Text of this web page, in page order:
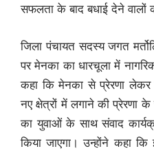
सफलता के बाद बधाई देने वालों
जिला पंचायत सदस्य जगत
पर मेनका का धारचूला में
कहा कि मेनका से प्रेरणा लेकर
नए क्षेत्रों में लगाने की
का युवाओं के साथ संवाद
किया जाएगा। उन्होंने कहा